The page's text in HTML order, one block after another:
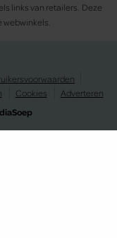
links van retailers. Deze
Cookies
Adverteren